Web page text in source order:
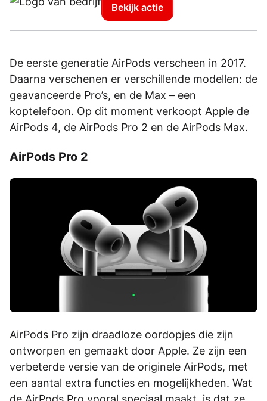
Bekijk actie
De eerste generatie AirPods verscheen in 2017.
Daarna verschenen er verschillende modellen: de
geavanceerde Pro’s, en de Max – een
koptelefoon. Op dit moment verkoopt Apple de
AirPods 4, de AirPods Pro 2 en de AirPods Max.
AirPods Pro 2
AirPods Pro zijn draadloze oordopjes die zijn
ontworpen en gemaakt door Apple. Ze zijn een
verbeterde versie van de originele AirPods, met
een aantal extra functies en mogelijkheden. Wat